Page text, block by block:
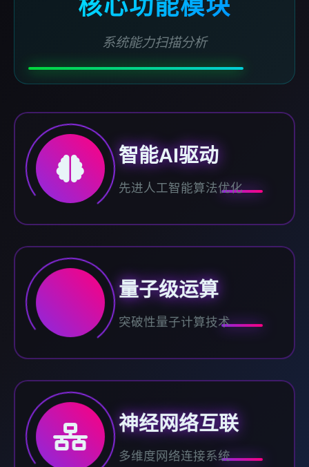
核心功能模块
系统能力扫描分析
智能AI驱动
先进人工智能算法优化
量子级运算
突破性量子计算技术
神经网络互联
多维度网络连接系统